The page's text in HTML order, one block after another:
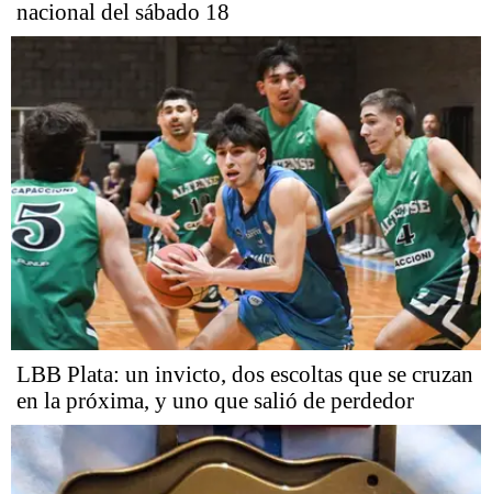
nacional del sábado 18
LBB Plata: un invicto, dos escoltas que se cruzan
en la próxima, y uno que salió de perdedor